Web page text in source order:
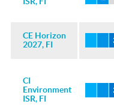
2d
oo
o
n
CE Horizon
2027, FI
CI
Environment
ISR, FI